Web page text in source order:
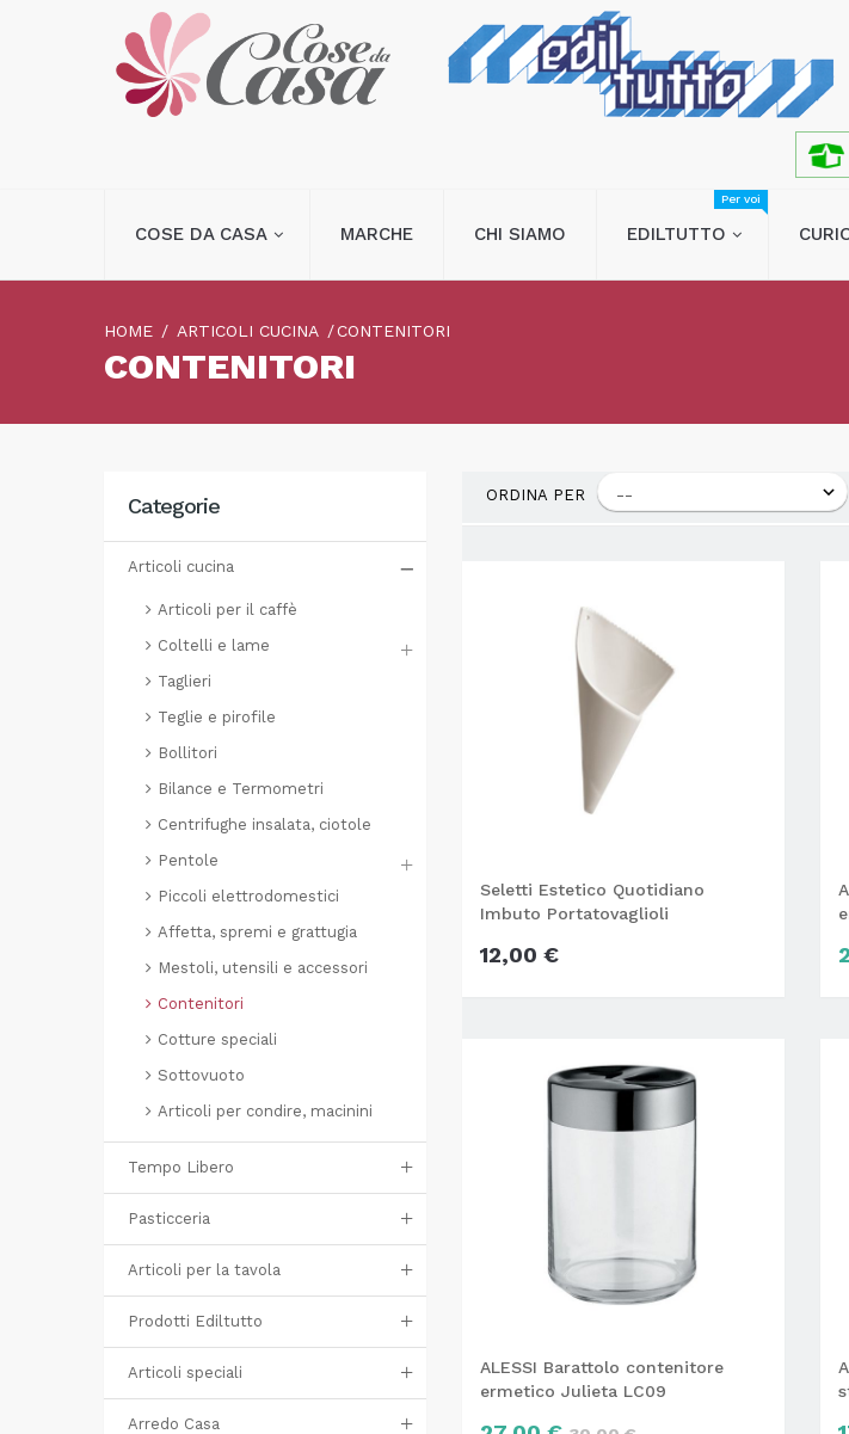
COSE DA CASA MARCHE CHI SIAMO EDILTUTTO
Per voi
HOME ARTICOLI CUCINA CONTENITORI
CONTENITORI
Categorie
Articoli cucina
Articoli per il caffè
Coltelli e lame
Taglieri
Teglie e pirofile
Bollitori
Bilance e Termometri
Centrifughe insalata, ciotole
Pentole
Piccoli elettrodomestici
Affetta, spremi e grattugia
Mestoli, utensili e accessori
Contenitori
Cotture speciali
Sottovuoto
Articoli per condire, macinini
Tempo Libero
Pasticceria
Articoli per la tavola
Prodotti Ediltutto
Articoli speciali
Arredo Casa
ORDINA PER
Seletti Estetico Quotidiano
Imbuto Portatovaglioli
12,00 €
ALESSI Barattolo contenitore
ermetico Julieta LC09